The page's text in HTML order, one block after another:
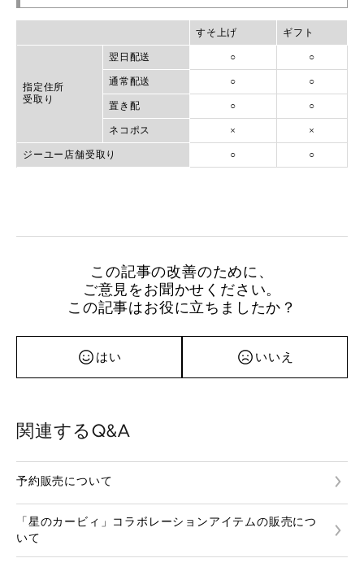
すそ上げ ギフト
指定住所
受取り
翌日配送 ○ ○
通常配送 ○ ○
置き配 ○ ○
ネコポス × ×
ジーユー店舗受取り ○ ○
この記事の改善のために、
ご意見をお聞かせください。
この記事はお役に立ちましたか？
はい いいえ
関連するQ&A
予約販売について
「星のカービィ」コラボレーションアイテムの販売につ
いて